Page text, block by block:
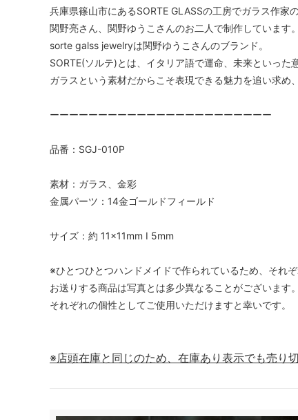
兵庫県篠山市にあるSORTE GLASSの工房でガラス作家
関野亮さん、関野ゆうこさんのお二人で制作しています。
sorte galss jewelryは関野ゆうこさんのブランド。
SORTE(ソルテ)とは、イタリア語で運命、未来といった
ガラスという素材だからこそ表現できる魅力を追い求め
ーーーーーーーーーーーーーーーーーーーーーーー
品番：SGJ-010P
素材：ガラス、金彩
金属パーツ：14金ゴールドフィールド
サイズ：約 11×11mm I 5mm
※ひとつひとつハンドメイドで作られているため、それ
お送りする商品は写真とは多少異なることがございます。
それぞれの個性としてご使用いただけますと幸いです。
※店頭在庫と同じのため、在庫あり表示でも売り